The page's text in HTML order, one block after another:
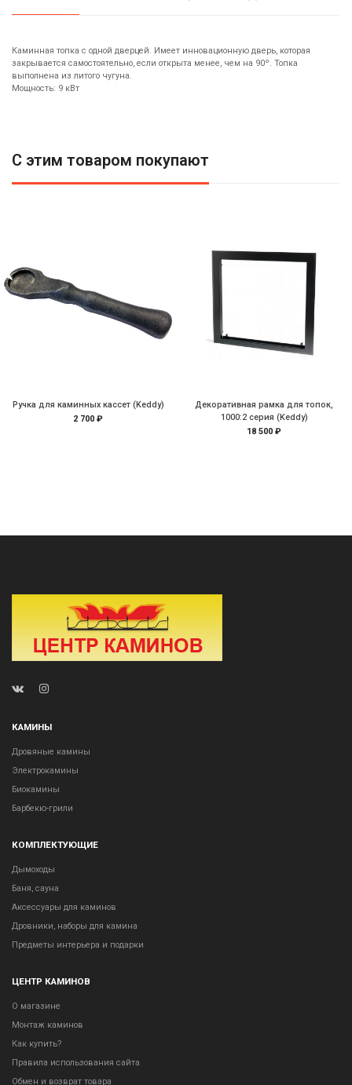
Каминная топка с одной дверцей. Имеет инновационную дверь, которая
закрывается самостоятельно, если открыта менее, чем на 90º. Топка
выполнена из литого чугуна.
Мощность: 9 кВт
С этим товаром покупают
Ручка для каминных кассет (Keddy)
2 700 ₽
Декоративная рамка для топок,
1000:2 серия (Keddy)
18 500 ₽
КАМИНЫ
Дровяные камины
Электрокамины
Биокамины
Барбекю-грили
КОМПЛЕКТУЮЩИЕ
Дымоходы
Баня, сауна
Аксессуары для каминов
Дровники, наборы для камина
Предметы интерьера и подарки
ЦЕНТР КАМИНОВ
О магазине
Монтаж каминов
Как купить?
Правила использования сайта
Обмен и возврат товара